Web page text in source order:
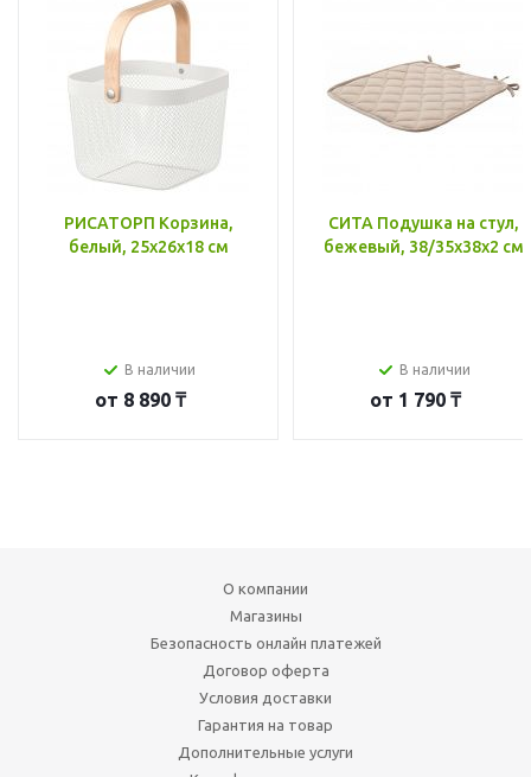
РИСАТОРП Корзина,
белый, 25x26x18 см
В наличии
от 8 890 ₸
СИТА Подушка на стул,
бежевый, 38/35x38x2 см
В наличии
от 1 790 ₸
О компании
Магазины
Безопасность онлайн платежей
Договор оферта
Условия доставки
Гарантия на товар
Дополнительные услуги